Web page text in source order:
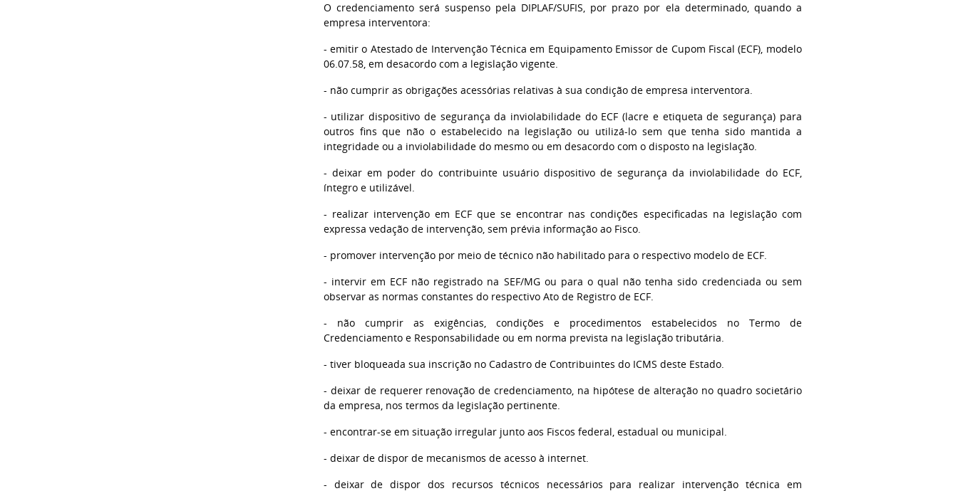
O credenciamento será suspenso pela DIPLAF/SUFIS, por prazo por ela determinado, quando a
empresa interventora:
- emitir o Atestado de Intervenção Técnica em Equipamento Emissor de Cupom Fiscal (ECF), modelo
06.07.58, em desacordo com a legislação vigente.
- não cumprir as obrigações acessórias relativas à sua condição de empresa interventora.
- utilizar dispositivo de segurança da inviolabilidade do ECF (lacre e etiqueta de segurança) para
outros fins que não o estabelecido na legislação ou utilizá-lo sem que tenha sido mantida a
integridade ou a inviolabilidade do mesmo ou em desacordo com o disposto na legislação.
- deixar em poder do contribuinte usuário dispositivo de segurança da inviolabilidade do ECF,
íntegro e utilizável.
- realizar intervenção em ECF que se encontrar nas condições especificadas na legislação com
expressa vedação de intervenção, sem prévia informação ao Fisco.
- promover intervenção por meio de técnico não habilitado para o respectivo modelo de ECF.
- intervir em ECF não registrado na SEF/MG ou para o qual não tenha sido credenciada ou sem
observar as normas constantes do respectivo Ato de Registro de ECF.
- não cumprir as exigências, condições e procedimentos estabelecidos no Termo de
Credenciamento e Responsabilidade ou em norma prevista na legislação tributária.
- tiver bloqueada sua inscrição no Cadastro de Contribuintes do ICMS deste Estado.
- deixar de requerer renovação de credenciamento, na hipótese de alteração no quadro societário
da empresa, nos termos da legislação pertinente.
- encontrar-se em situação irregular junto aos Fiscos federal, estadual ou municipal.
- deixar de dispor de mecanismos de acesso à internet.
- deixar de dispor dos recursos técnicos necessários para realizar intervenção técnica em